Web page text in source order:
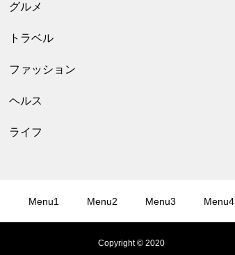
グルメ
トラベル
ファッション
ヘルス
ライフ
Menu1 Menu2 Menu3 Menu4
Copyright © 2020